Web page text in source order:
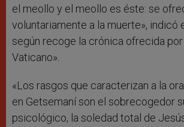
el meollo y el meollo es éste: se
voluntariamente a la muerte», indicó
según recoge la crónica ofrecida por
Vaticano».
«Los rasgos que caracterizan a la
en Getsemaní son el sobrecogedor
psicológico, la soledad total de